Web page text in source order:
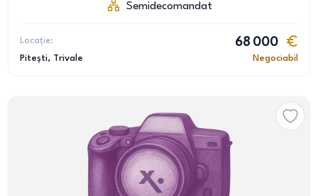
Semidecomandat
Locație:
Pitești, Trivale
68 000
Negociabil